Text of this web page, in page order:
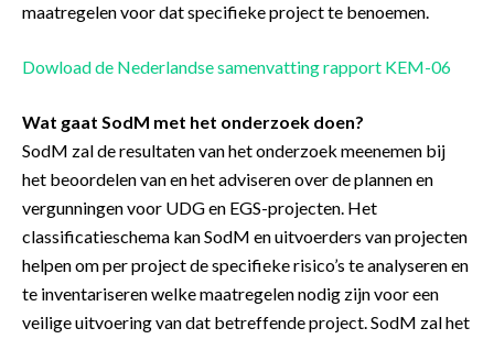
maatregelen voor dat specifieke project te benoemen.
Dowload de Nederlandse samenvatting rapport KEM-06
Wat gaat SodM met het onderzoek doen?
SodM zal de resultaten van het onderzoek meenemen bij
het beoordelen van en het adviseren over de plannen en
vergunningen voor UDG en EGS-projecten. Het
classificatieschema kan SodM en uitvoerders van projecten
helpen om per project de specifieke risico’s te analyseren en
te inventariseren welke maatregelen nodig zijn voor een
veilige uitvoering van dat betreffende project. SodM zal het